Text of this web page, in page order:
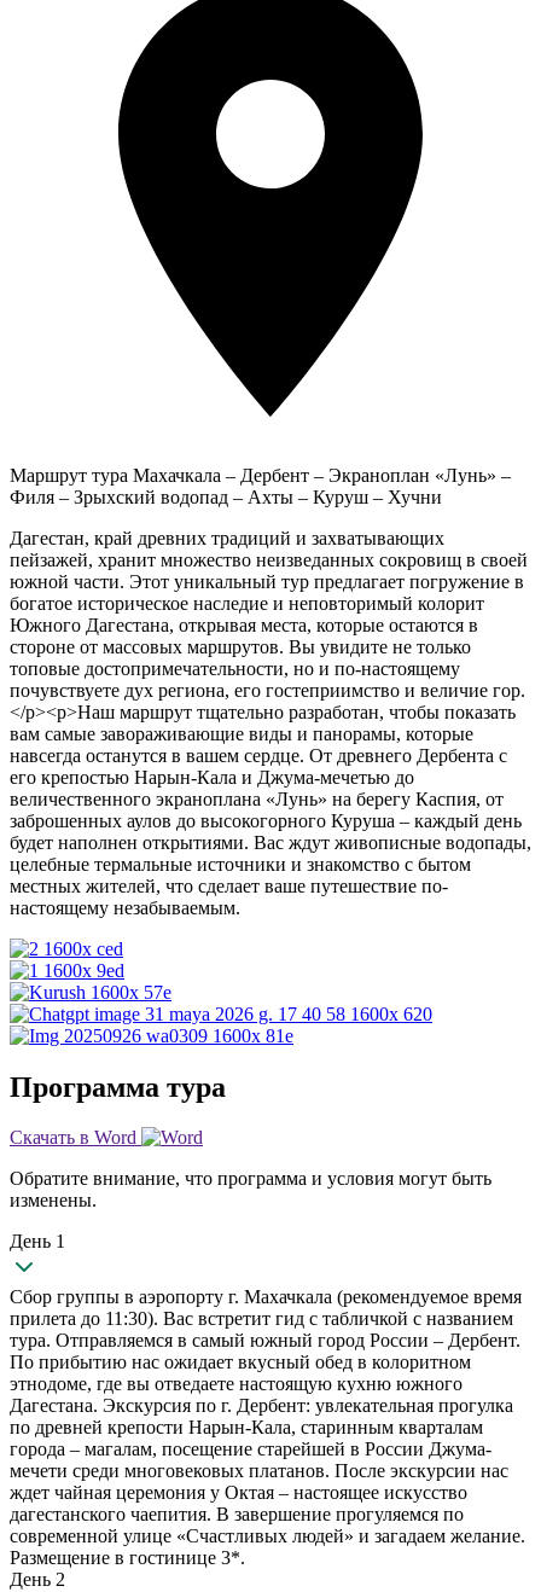
Маршрут тура Махачкала – Дербент – Экраноплан «Лунь» –
Филя – Зрыхский водопад – Ахты – Куруш – Хучни
Дагестан, край древних традиций и захватывающих
пейзажей, хранит множество неизведанных сокровищ в своей
южной части. Этот уникальный тур предлагает погружение в
богатое историческое наследие и неповторимый колорит
Южного Дагестана, открывая места, которые остаются в
стороне от массовых маршрутов. Вы увидите не только
топовые достопримечательности, но и по-настоящему
почувствуете дух региона, его гостеприимство и величие гор.
</p><p>Наш маршрут тщательно разработан, чтобы показать
вам самые завораживающие виды и панорамы, которые
навсегда останутся в вашем сердце. От древнего Дербента с
его крепостью Нарын-Кала и Джума-мечетью до
величественного экраноплана «Лунь» на берегу Каспия, от
заброшенных аулов до высокогорного Куруша – каждый день
будет наполнен открытиями. Вас ждут живописные водопады,
целебные термальные источники и знакомство с бытом
местных жителей, что сделает ваше путешествие по-
настоящему незабываемым.
Программа тура
Скачать в Word
Обратите внимание, что программа и условия могут быть
изменены.
День 1
Сбор группы в аэропорту г. Махачкала (рекомендуемое время
прилета до 11:30). Вас встретит гид с табличкой с названием
тура. Отправляемся в самый южный город России – Дербент.
По прибытию нас ожидает вкусный обед в колоритном
этнодоме, где вы отведаете настоящую кухню южного
Дагестана. Экскурсия по г. Дербент: увлекательная прогулка
по древней крепости Нарын-Кала, старинным кварталам
города – магалам, посещение старейшей в России Джума-
мечети среди многовековых платанов. После экскурсии нас
ждет чайная церемония у Октая – настоящее искусство
дагестанского чаепития. В завершение прогуляемся по
современной улице «Счастливых людей» и загадаем желание.
Размещение в гостинице 3*.
День 2